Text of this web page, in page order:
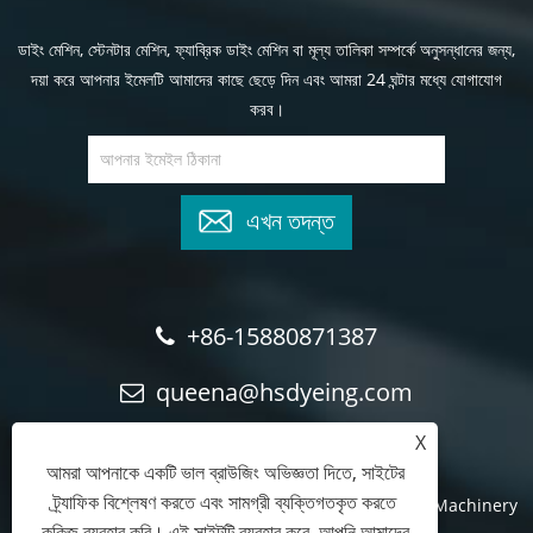
ডাইং মেশিন, স্টেনটার মেশিন, ফ্যাব্রিক ডাইং মেশিন বা মূল্য তালিকা সম্পর্কে অনুসন্ধানের জন্য,
দয়া করে আপনার ইমেলটি আমাদের কাছে ছেড়ে দিন এবং আমরা 24 ঘন্টার মধ্যে যোগাযোগ
করব।
এখন তদন্ত
+86-15880871387
queena@hsdyeing.com
কপিরাইট © 2024 Shishi Hongshun Printing and Dyeing Machinery
X
আমরা আপনাকে একটি ভাল ব্রাউজিং অভিজ্ঞতা দিতে, সাইটের
ট্র্যাফিক বিশ্লেষণ করতে এবং সামগ্রী ব্যক্তিগতকৃত করতে